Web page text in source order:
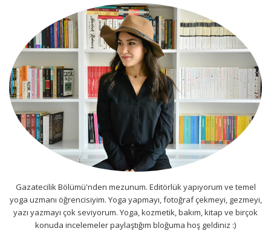
Gazatecilik Bölümü'nden mezunum. Editörlük yapıyorum ve temel
yoga uzmanı öğrencisiyim. Yoga yapmayı, fotoğraf çekmeyi, gezmeyi,
yazı yazmayı çok seviyorum. Yoga, kozmetik, bakım, kitap ve birçok
konuda incelemeler paylaştığım bloğuma hoş geldiniz :)